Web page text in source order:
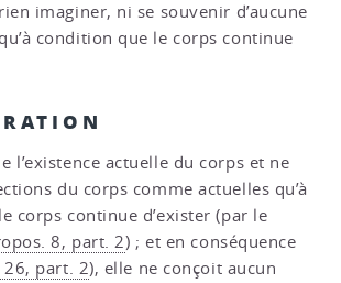
imaginer, ni se souvenir d’aucune
condition que le corps continue
l’existence actuelle du corps et ne
du corps comme actuelles qu’à
corps continue d’exister (par le
8, part. 2) ; et en conséquence
26, part. 2), elle ne conçoit aucun